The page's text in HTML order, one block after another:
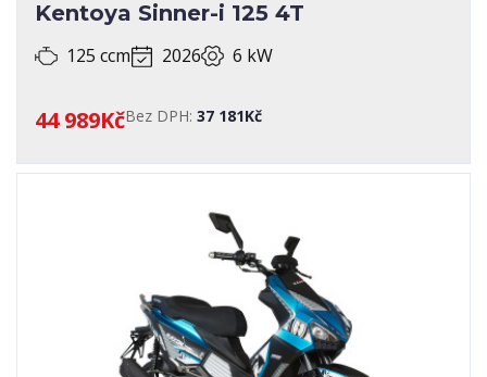
Kentoya Sinner-i 125 4T
125 ccm 2026 6 kW
44 989KčBez DPH: 37 181Kč